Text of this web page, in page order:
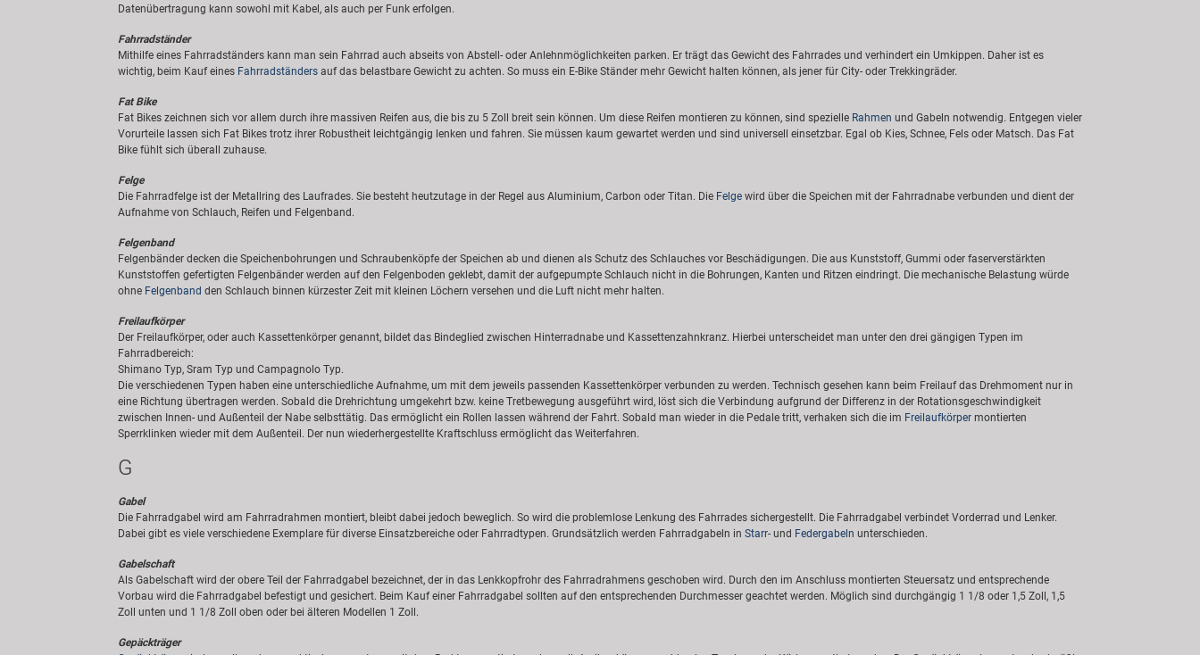
Datenübertragung kann sowohl mit Kabel, als auch per Funk erfolgen.
Fahrradständer
Mithilfe eines Fahrradständers kann man sein Fahrrad auch abseits von Abstell- oder Anlehnmöglichkeiten parken. Er trägt das Gewicht des Fahrrades und verhindert ein Umkippen. Daher ist es
wichtig, beim Kauf eines Fahrradständers auf das belastbare Gewicht zu achten. So muss ein E-Bike Ständer mehr Gewicht halten können, als jener für City- oder Trekkingräder.
Fat Bike
Fat Bikes zeichnen sich vor allem durch ihre massiven Reifen aus, die bis zu 5 Zoll breit sein können. Um diese Reifen montieren zu können, sind spezielle Rahmen und Gabeln notwendig. Entgegen vieler
Vorurteile lassen sich Fat Bikes trotz ihrer Robustheit leichtgängig lenken und fahren. Sie müssen kaum gewartet werden und sind universell einsetzbar. Egal ob Kies, Schnee, Fels oder Matsch. Das Fat
Bike fühlt sich überall zuhause.
Felge
Die Fahrradfelge ist der Metallring des Laufrades. Sie besteht heutzutage in der Regel aus Aluminium, Carbon oder Titan. Die Felge wird über die Speichen mit der Fahrradnabe verbunden und dient der
Aufnahme von Schlauch, Reifen und Felgenband.
Felgenband
Felgenbänder decken die Speichenbohrungen und Schraubenköpfe der Speichen ab und dienen als Schutz des Schlauches vor Beschädigungen. Die aus Kunststoff, Gummi oder faserverstärkten
Kunststoffen gefertigten Felgenbänder werden auf den Felgenboden geklebt, damit der aufgepumpte Schlauch nicht in die Bohrungen, Kanten und Ritzen eindringt. Die mechanische Belastung würde
ohne Felgenband den Schlauch binnen kürzester Zeit mit kleinen Löchern versehen und die Luft nicht mehr halten.
Freilaufkörper
Der Freilaufkörper, oder auch Kassettenkörper genannt, bildet das Bindeglied zwischen Hinterradnabe und Kassettenzahnkranz. Hierbei unterscheidet man unter den drei gängigen Typen im
Fahrradbereich:
Shimano Typ, Sram Typ und Campagnolo Typ.
Die verschiedenen Typen haben eine unterschiedliche Aufnahme, um mit dem jeweils passenden Kassettenkörper verbunden zu werden. Technisch gesehen kann beim Freilauf das Drehmoment nur in
eine Richtung übertragen werden. Sobald die Drehrichtung umgekehrt bzw. keine Tretbewegung ausgeführt wird, löst sich die Verbindung aufgrund der Differenz in der Rotationsgeschwindigkeit
zwischen Innen- und Außenteil der Nabe selbsttätig. Das ermöglicht ein Rollen lassen während der Fahrt. Sobald man wieder in die Pedale tritt, verhaken sich die im Freilaufkörper montierten
Sperrklinken wieder mit dem Außenteil. Der nun wiederhergestellte Kraftschluss ermöglicht das Weiterfahren.
G
Gabel
Die Fahrradgabel wird am Fahrradrahmen montiert, bleibt dabei jedoch beweglich. So wird die problemlose Lenkung des Fahrrades sichergestellt. Die Fahrradgabel verbindet Vorderrad und Lenker.
Dabei gibt es viele verschiedene Exemplare für diverse Einsatzbereiche oder Fahrradtypen. Grundsätzlich werden Fahrradgabeln in Starr- und Federgabeln unterschieden.
Gabelschaft
Als Gabelschaft wird der obere Teil der Fahrradgabel bezeichnet, der in das Lenkkopfrohr des Fahrradrahmens geschoben wird. Durch den im Anschluss montierten Steuersatz und entsprechende
Vorbau wird die Fahrradgabel befestigt und gesichert. Beim Kauf einer Fahrradgabel sollten auf den entsprechenden Durchmesser geachtet werden. Möglich sind durchgängig 1 1/8 oder 1,5 Zoll, 1,5
Zoll unten und 1 1/8 Zoll oben oder bei älteren Modellen 1 Zoll.
Gepäckträger